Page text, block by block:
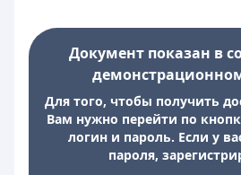
Документ показан в
Для того, чтобы получить
Вам нужно перейти по
логин и пароль. Если у
пароля,